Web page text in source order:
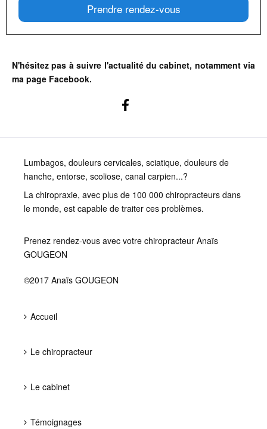
Prendre rendez-vous
N'hésitez pas à suivre l'actualité du cabinet, notamment via
ma page Facebook.
Lumbagos, douleurs cervicales, sciatique, douleurs de
hanche, entorse, scoliose, canal carpien...?
La chiropraxie, avec plus de 100 000 chiropracteurs dans
le monde, est capable de traiter ces problèmes.
Prenez rendez-vous avec votre chiropracteur Anaïs
GOUGEON
©2017 Anaïs GOUGEON
Accueil
Le chiropracteur
Le cabinet
Témoignages